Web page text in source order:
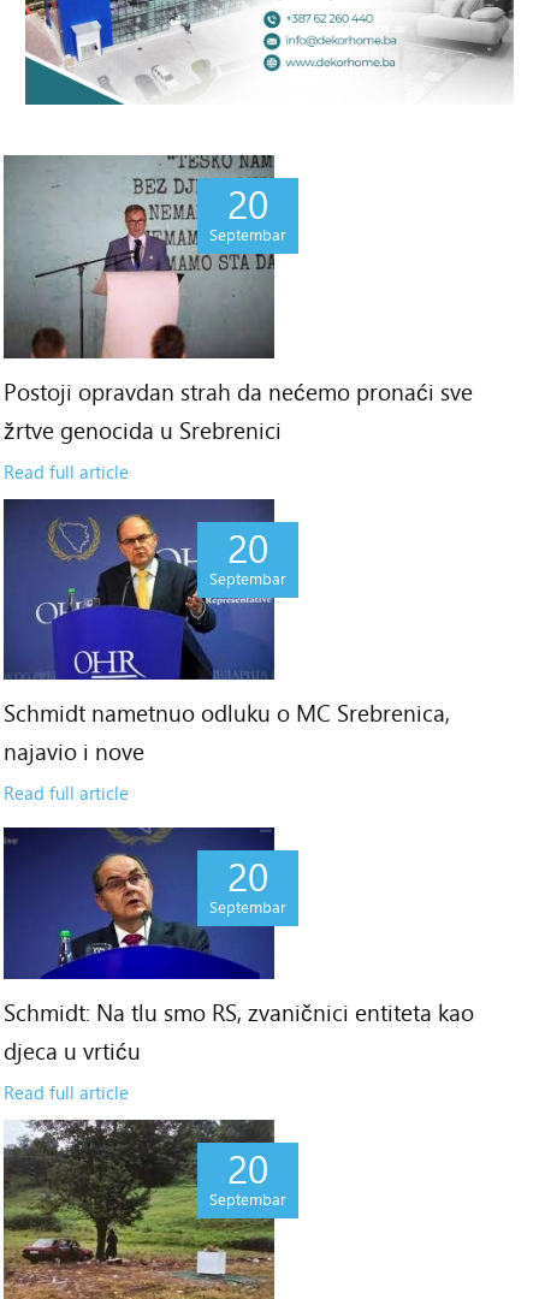
20
Septembar
Postoji opravdan strah da nećemo pronaći sve
žrtve genocida u Srebrenici
Read full article
20
Septembar
Schmidt nametnuo odluku o MC Srebrenica,
najavio i nove
Read full article
20
Septembar
Schmidt: Na tlu smo RS, zvaničnici entiteta kao
djeca u vrtiću
Read full article
20
Septembar